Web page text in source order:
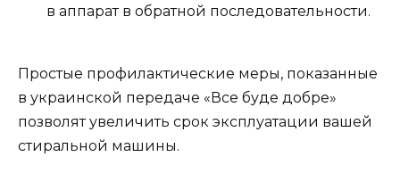
в аппарат в обратной последовательности.
Простые профилактические меры, показанные
в украинской передаче «Все буде добре»
позволят увеличить срок эксплуатации вашей
стиральной машины.